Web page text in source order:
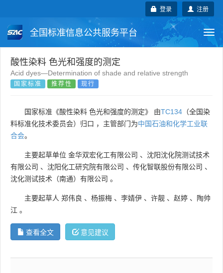
注册
登录
全国标准信息公共服务平台
国家标准 行业标准
团体标准
国外标准 技术委员会
酸性染料 色光和强度的测定
Acid dyes—Determination of shade and relative strength
国家标准 推荐性 现行
国家标准《酸性染料 色光和强度的测定》 由TC134 （全国染
料标准化技术委员会）归口 ，主管部门为中国石油和化学工业联
合会。
主要起草单位 金华双宏化工有限公司 、 沈阳沈化院测试技术
有限公司 、 沈阳化工研究院有限公司 、 传化智联股份有限公司 、
沈化测试技术（南通）有限公司 。
主要起草人 郑伟良 、 杨振梅 、 李婧伊 、 许靓 、 赵婷 、
陶帅
江 。
查看全文 意见建议